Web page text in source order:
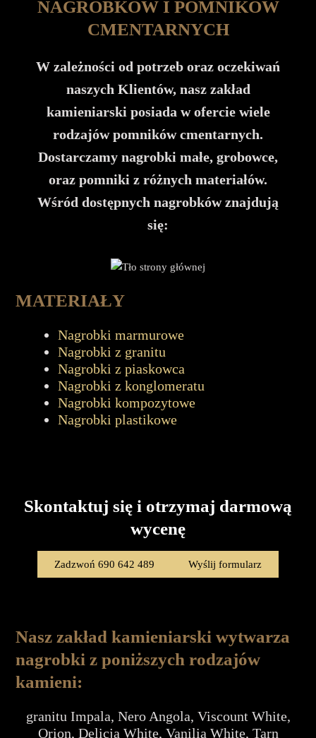
NAGROBKÓW I POMNIKÓW
CMENTARNYCH
W zależności od potrzeb oraz oczekiwań
naszych Klientów, nasz zakład
kamieniarski posiada w ofercie wiele
rodzajów pomników cmentarnych.
Dostarczamy nagrobki małe, grobowce,
oraz pomniki z różnych materiałów.
Wśród dostępnych nagrobków znajdują
się:
MATERIAŁY
Nagrobki marmurowe
Nagrobki z granitu
Nagrobki z piaskowca
Nagrobki z konglomeratu
Nagrobki kompozytowe
Nagrobki plastikowe
Skontaktuj się i otrzymaj darmową
wycenę
Zadzwoń 690 642 489 Wyślij formularz
Nasz zakład kamieniarski wytwarza
nagrobki z poniższych rodzajów
kamieni:
granitu Impala, Nero Angola, Viscount White,
Orion, Delicja White, Vanilia White, Tarn